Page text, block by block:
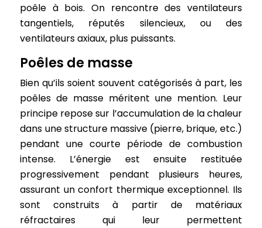
poêle à bois. On rencontre des ventilateurs
tangentiels, réputés silencieux, ou des
ventilateurs axiaux, plus puissants.
Poêles de masse
Bien qu’ils soient souvent catégorisés à part, les
poêles de masse méritent une mention. Leur
principe repose sur l’accumulation de la chaleur
dans une structure massive (pierre, brique, etc.)
pendant une courte période de combustion
intense. L’énergie est ensuite restituée
progressivement pendant plusieurs heures,
assurant un confort thermique exceptionnel. Ils
sont construits à partir de matériaux
réfractaires qui leur permettent